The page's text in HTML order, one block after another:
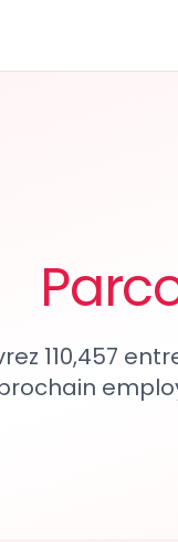
110,457